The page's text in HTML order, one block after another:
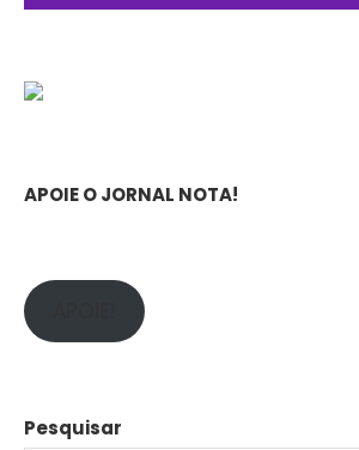
APOIE O JORNAL NOTA!
Pesquisar